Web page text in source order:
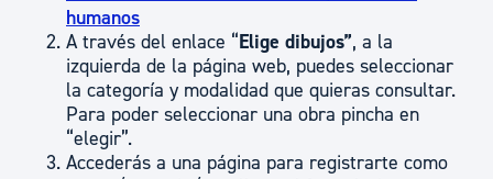
humanos
A través del enlace “Elige dibujos”, a la
izquierda de la página web, puedes seleccionar
la categoría y modalidad que quieras consultar.
Para poder seleccionar una obra pincha en
“elegir”.
Accederás a una página para registrarte como